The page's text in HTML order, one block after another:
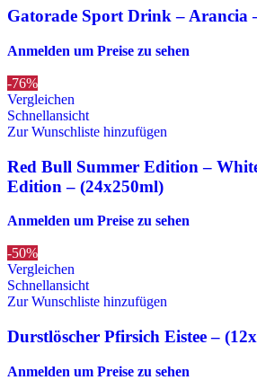
Gatorade Sport Drink – Arancia
Anmelden um Preise zu sehen
-76%
Vergleichen
Schnellansicht
Zur Wunschliste hinzufügen
Red Bull Summer Edition –
Edition – (24x250ml)
Anmelden um Preise zu sehen
-50%
Vergleichen
Schnellansicht
Zur Wunschliste hinzufügen
Durstlöscher Pfirsich Eistee –
Anmelden um Preise zu sehen